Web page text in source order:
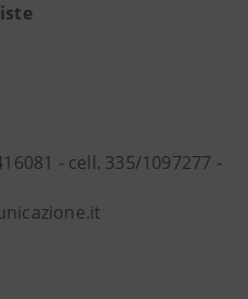
‐ cell. 335/1097277 ‐